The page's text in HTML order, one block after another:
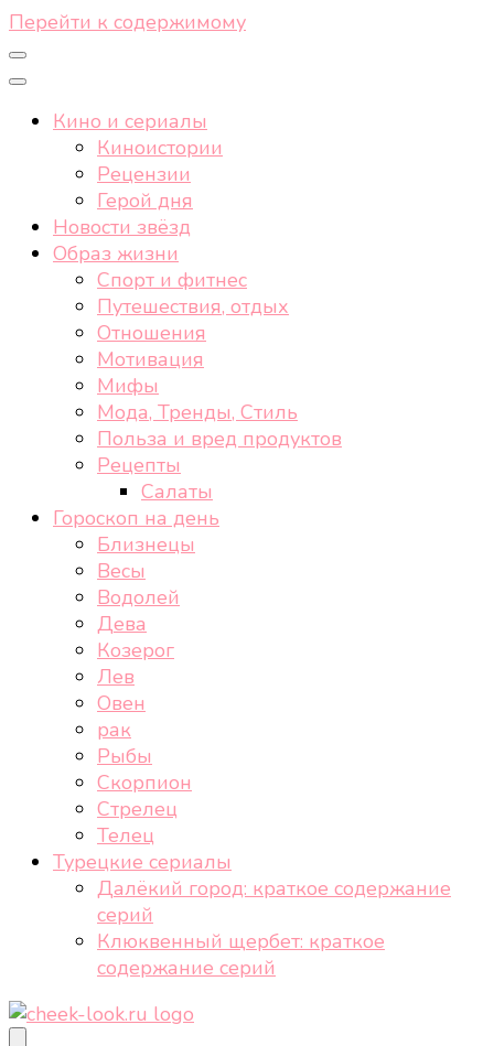
Перейти к содержимому
Кино и сериалы
Киноистории
Рецензии
Герой дня
Новости звёзд
Образ жизни
Спорт и фитнес
Путешествия, отдых
Отношения
Мотивация
Мифы
Мода, Тренды, Стиль
Польза и вред продуктов
Рецепты
Салаты
Гороскоп на день
Близнецы
Весы
Водолей
Дева
Козерог
Лев
Овен
рак
Рыбы
Скорпион
Стрелец
Телец
Турецкие сериалы
Далёкий город: краткое содержание
серий
Клюквенный щербет: краткое
содержание серий